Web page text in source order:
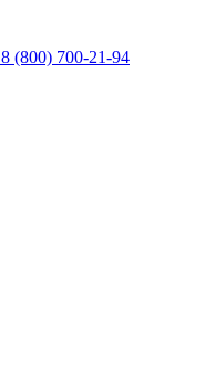
8 (800) 700-21-94